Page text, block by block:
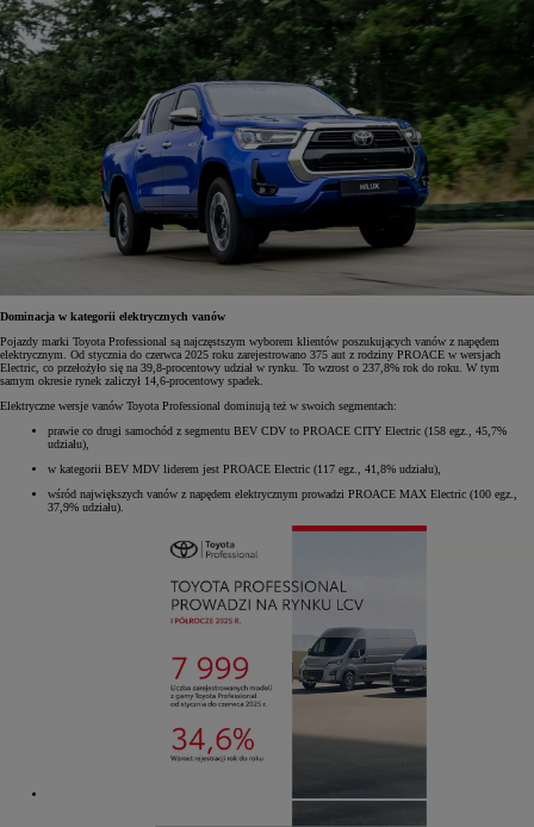
Dominacja w kategorii elektrycznych vanów
Pojazdy marki Toyota Professional są najczęstszym wyborem klientów poszukujących vanów z napędem
elektrycznym. Od stycznia do czerwca 2025 roku zarejestrowano 375 aut z rodziny PROACE w wersjach
Electric, co przełożyło się na 39,8-procentowy udział w rynku. To wzrost o 237,8% rok do roku. W tym
samym okresie rynek zaliczył 14,6-procentowy spadek.
Elektryczne wersje vanów Toyota Professional dominują też w swoich segmentach:
prawie co drugi samochód z segmentu BEV CDV to PROACE CITY Electric (158 egz., 45,7%
udziału),
w kategorii BEV MDV liderem jest PROACE Electric (117 egz., 41,8% udziału),
wśród największych vanów z napędem elektrycznym prowadzi PROACE MAX Electric (100 egz.,
37,9% udziału).